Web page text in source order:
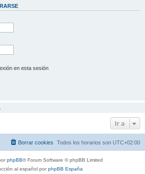
en esta sesión
Ir a
Todos los horarios son UTC+02:00
Borrar cookies
phpBB® Forum Software © phpBB Limited
al español porphpBB España